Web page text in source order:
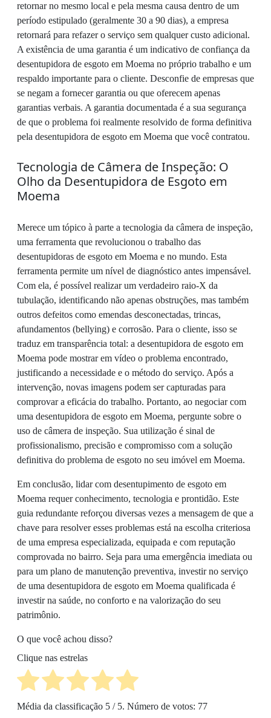
retornar no mesmo local e pela mesma causa dentro de um
período estipulado (geralmente 30 a 90 dias), a empresa
retornará para refazer o serviço sem qualquer custo adicional.
A existência de uma garantia é um indicativo de confiança da
desentupidora de esgoto em Moema no próprio trabalho e um
respaldo importante para o cliente. Desconfie de empresas que
se negam a fornecer garantia ou que oferecem apenas
garantias verbais. A garantia documentada é a sua segurança
de que o problema foi realmente resolvido de forma definitiva
pela desentupidora de esgoto em Moema que você contratou.
Tecnologia de Câmera de Inspeção: O
Olho da Desentupidora de Esgoto em
Moema
Merece um tópico à parte a tecnologia da câmera de inspeção,
uma ferramenta que revolucionou o trabalho das
desentupidoras de esgoto em Moema e no mundo. Esta
ferramenta permite um nível de diagnóstico antes impensável.
Com ela, é possível realizar um verdadeiro raio-X da
tubulação, identificando não apenas obstruções, mas também
outros defeitos como emendas desconectadas, trincas,
afundamentos (bellying) e corrosão. Para o cliente, isso se
traduz em transparência total: a desentupidora de esgoto em
Moema pode mostrar em vídeo o problema encontrado,
justificando a necessidade e o método do serviço. Após a
intervenção, novas imagens podem ser capturadas para
comprovar a eficácia do trabalho. Portanto, ao negociar com
uma desentupidora de esgoto em Moema, pergunte sobre o
uso de câmera de inspeção. Sua utilização é sinal de
profissionalismo, precisão e compromisso com a solução
definitiva do problema de esgoto no seu imóvel em Moema.
Em conclusão, lidar com desentupimento de esgoto em
Moema requer conhecimento, tecnologia e prontidão. Este
guia redundante reforçou diversas vezes a mensagem de que a
chave para resolver esses problemas está na escolha criteriosa
de uma empresa especializada, equipada e com reputação
comprovada no bairro. Seja para uma emergência imediata ou
para um plano de manutenção preventiva, investir no serviço
de uma desentupidora de esgoto em Moema qualificada é
investir na saúde, no conforto e na valorização do seu
patrimônio.
O que você achou disso?
Clique nas estrelas
Média da classificação 5 / 5. Número de votos: 77